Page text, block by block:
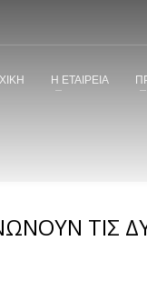
Η ΕΤΑΙΡΕΙΑ
ΤΙΣ